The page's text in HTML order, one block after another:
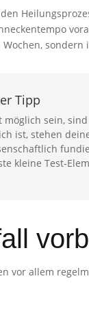
Tipp
sein,
ist, stehen
kleine Test-
vor allem